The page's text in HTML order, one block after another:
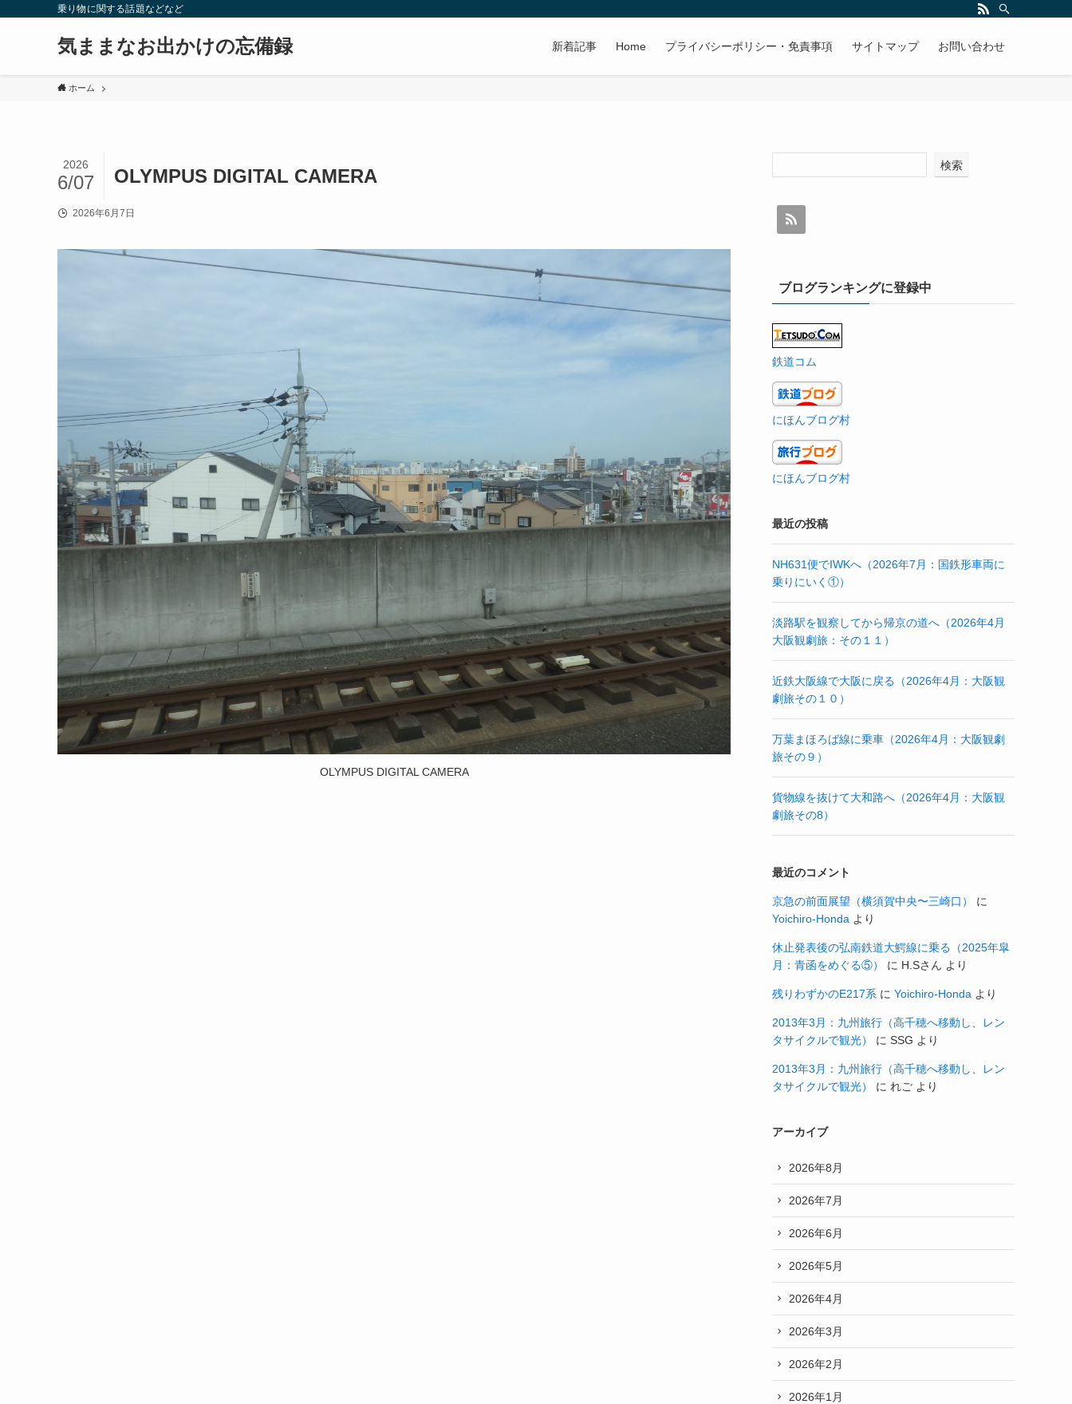
乗り物に関する話題などなど
気ままなお出かけの忘備録 新着記事 Home プライバシーポリシー・免責事項 サイトマップ お問い合わせ
ホーム
OLYMPUS DIGITAL CAMERA
2026
6/07
2026年6月7日
OLYMPUS DIGITAL CAMERA
検索
ブログランキングに登録中
鉄道コム
にほんブログ村
にほんブログ村
最近の投稿
NH631便でIWKへ（2026年7月：国鉄形車両に
乗りにいく①）
淡路駅を観察してから帰京の道へ（2026年4月
大阪観劇旅：その１１）
近鉄大阪線で大阪に戻る（2026年4月：大阪観
劇旅その１０）
万葉まほろば線に乗車（2026年4月：大阪観劇
旅その９）
貨物線を抜けて大和路へ（2026年4月：大阪観
劇旅その8）
最近のコメント
京急の前面展望（横須賀中央〜三崎口）
に
Yoichiro-Honda より
休止発表後の弘南鉄道大鰐線に乗る（2025年皐
月：青函をめぐる⑤）
に H.Sさん より
残りわずかのE217系 に Yoichiro-Honda より
2013年3月：九州旅行（高千穂へ移動し、レン
タサイクルで観光）
に SSG より
2013年3月：九州旅行（高千穂へ移動し、レン
タサイクルで観光）
に れご より
アーカイブ
2026年8月
2026年7月
2026年6月
2026年5月
2026年4月
2026年3月
2026年2月
2026年1月